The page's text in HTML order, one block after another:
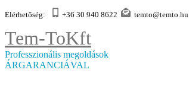
Elérhetőség: +36 30 940 8622 temto@temto.hu
Tem-ToKft
Professzionális megoldások
ÁRGARANCIÁVAL